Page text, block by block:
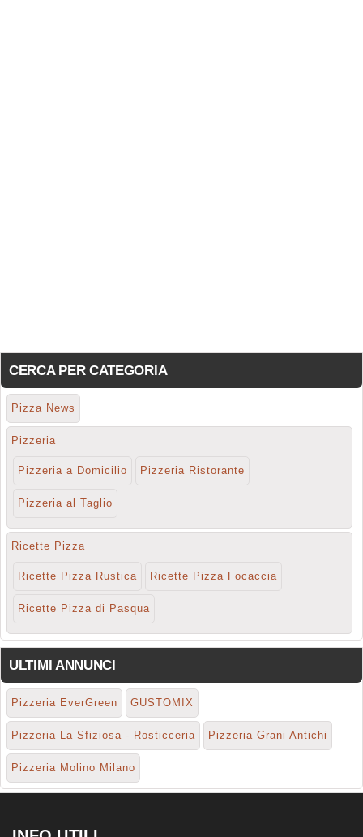
CERCA PER CATEGORIA
Pizza News
Pizzeria
Pizzeria a Domicilio Pizzeria Ristorante
Pizzeria al Taglio
Ricette Pizza
Ricette Pizza Rustica Ricette Pizza Focaccia
Ricette Pizza di Pasqua
ULTIMI ANNUNCI
Pizzeria EverGreen GUSTOMIX
Pizzeria La Sfiziosa - Rosticceria Pizzeria Grani Antichi
Pizzeria Molino Milano